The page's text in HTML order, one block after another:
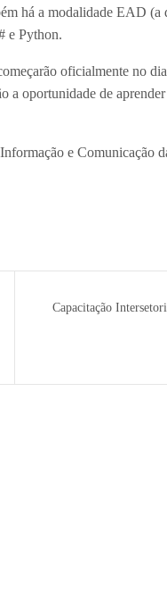
há a modalidade EAD
e Python.
oficialmente no
a oportunidade de
e Comunicação
Capacitação